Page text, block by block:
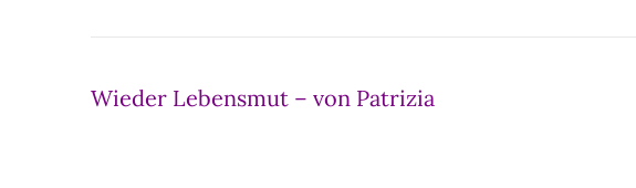
Beitragsnavigation
Wieder Lebensmut – von Patrizia